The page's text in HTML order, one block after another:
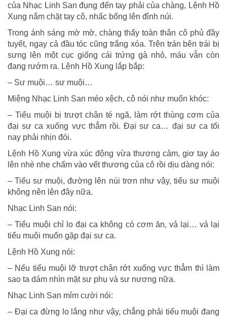
của Nhạc Linh San đụng đến tay phải của chàng, Lệnh Hồ
Xung nắm chặt tay cô, nhấc bổng lên đỉnh núi.
Trong ánh sáng mờ mờ, chàng thấy toàn thân cô phủ đầy
tuyết, ngay cả đầu tóc cũng trắng xóa. Trên trán bên trái bị
sưng lên một cục giống cái trứng gà nhỏ, máu vẫn còn
đang rướm ra. Lệnh Hồ Xung lắp bắp:
– Sư muội… sư muội…
Miệng Nhạc Linh San méo xệch, cô nói như muốn khóc:
– Tiểu muội bị trượt chân té ngã, làm rớt thùng cơm của
đại sư ca xuống vực thẳm rồi. Đại sư ca… đại sư ca tối
nay phải nhịn đói.
Lệnh Hồ Xung vừa xúc động vừa thương cảm, giơ tay áo
lên nhè nhẹ chấm vào vết thương của cô rồi dịu dàng nói:
– Tiểu sư muội, đường lên núi trơn như vậy, tiểu sư muội
không nên lên đây nữa.
Nhạc Linh San nói:
– Tiểu muội chỉ lo đại ca không có cơm ăn, vả lại… vả lại
tiểu muội muốn gặp đại sư ca.
Lệnh Hồ Xung nói:
– Nếu tiểu muội lỡ trượt chân rớt xuống vực thẳm thì làm
sao ta dám nhìn mặt sư phụ và sư nương nữa.
Nhạc Linh San mỉm cười nói:
– Đại ca đừng lo lắng như vậy, chẳng phải tiểu muội đang